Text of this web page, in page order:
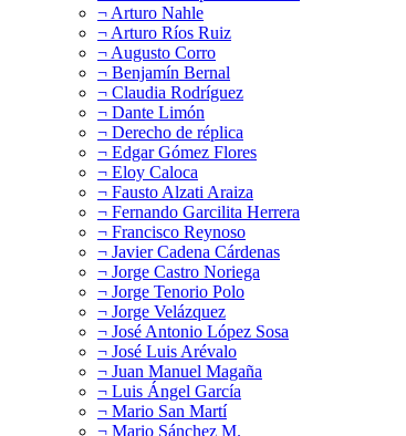
¬ Arturo Nahle
¬ Arturo Ríos Ruiz
¬ Augusto Corro
¬ Benjamín Bernal
¬ Claudia Rodríguez
¬ Dante Limón
¬ Derecho de réplica
¬ Edgar Gómez Flores
¬ Eloy Caloca
¬ Fausto Alzati Araiza
¬ Fernando Garcilita Herrera
¬ Francisco Reynoso
¬ Javier Cadena Cárdenas
¬ Jorge Castro Noriega
¬ Jorge Tenorio Polo
¬ Jorge Velázquez
¬ José Antonio López Sosa
¬ José Luis Arévalo
¬ Juan Manuel Magaña
¬ Luis Ángel García
¬ Mario San Martí
¬ Mario Sánchez M.